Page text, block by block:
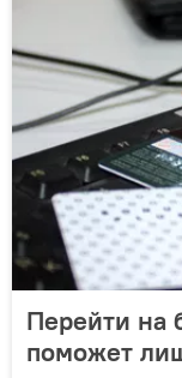
Перейти на
поможет